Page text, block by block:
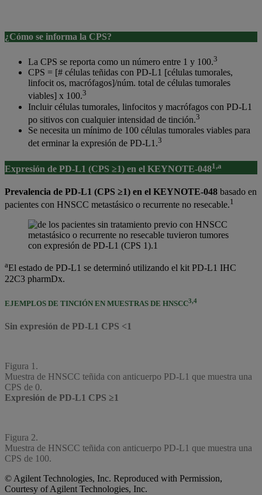
¿Cómo se informa la CPS?
La CPS se reporta como un número entre 1 y 100.3
CPS = [# células teñidas con PD-L1 [células tumorales,
linfocit os, macrófagos]/núm. total de células tumorales
viables] x 100.3
Incluir células tumorales, linfocitos y macrófagos con PD-L1
po sitivos con cualquier intensidad de tinción.3
Se necesita un mínimo de 100 células tumorales viables para
det erminar la expresión de PD-L1.3
Expresión de PD-L1 (CPS ≥1) en el KEYNOTE-0481,a
Prevalencia de PD-L1 (CPS ≥1) en el KEYNOTE-048 basado en
pacientes con HNSCC metastásico o recurrente no resecable.1
aEl estado de PD-L1 se determinó utilizando el kit PD-L1 IHC
22C3 pharmDx.
EJEMPLOS DE TINCIÓN EN MUESTRAS DE HNSCC3,4
Sin expresión de PD-L1 CPS <1
Figura 1.
Muestra de HNSCC teñida con anticuerpo PD-L1 que muestra una
CPS de 0.
Expresión de PD-L1 CPS ≥1
Figura 2.
Muestra de HNSCC teñida con anticuerpo PD-L1 que muestra una
CPS de 100.
© Agilent Technologies, Inc. Reproduced with Permission,
Courtesy of Agilent Technologies, Inc.